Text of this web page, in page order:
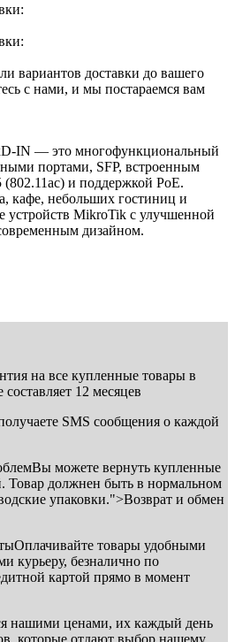
вариантов доставки до вашего
с нами, и мы постараемся вам
IN — это многофункциональный
портами, SFP, встроенным
и поддержкой PoE.
кафе, небольших гостиниц и
устройств MikroTik с улучшенной
дизайном.
на все купленные товары в
12 месяцев
SMS сообщения о каждой
Вы можете вернуть купленные
Товар должнен быть в нормальном
упаковки.">Возврат и обмен
Оплачивайте товары удобными
курьеру, безналично по
картой прямо в момент
нашими ценами, их каждый день
которые отдают выбор нашему